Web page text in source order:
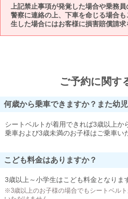
上記禁止事項が発覚した場合や乗務
警察に連絡の上、下車を命じる場合
生した場合にはお客様に損害賠償請求
ご予約に関す
何歳から乗車できますか？また幼
シートベルトが着用できれば3歳以上か
乗車および3歳未満のお子様はご乗車い
こども料金はありますか？
3歳以上～小学生はこども料金となりま
※3歳以上のお子様の場合でもシートベル